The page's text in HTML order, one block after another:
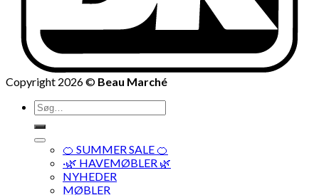
Copyright 2026 © Beau Marché
Søg
efter:
🍊 SUMMER SALE 🍊
·🌿 HAVEMØBLER 🌿
NYHEDER
MØBLER